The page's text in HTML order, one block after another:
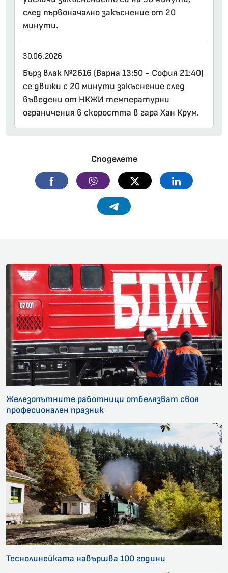
след първоначално закъснение от 20
минути.
30.06.2026
Бърз влак №2616 (Варна 13:50 - София 21:40)
се движи с 20 минути закъснение след
въведени от НКЖИ температурни
ограничения в скоростта в гара Хан Крум.
Споделете
Facebook Viber Twitter Linkedin
Telegram
Железопътните работници отбелязват своя
професионален празник
Теснолинейката навършва 100 години